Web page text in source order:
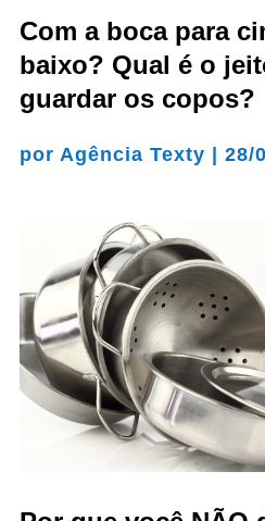
Com a boca para
baixo? Qual é o
guardar os copos?
por Agência Texty 28/